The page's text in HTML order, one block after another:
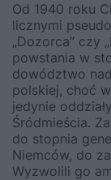
Od 1940 roku
licznymi
„Dozorca” czy
powstania w
dowództwo
polskiej, choć
jedynie
Śródmieścia.
do stopnia
Niemców, do
Wyzwolili go